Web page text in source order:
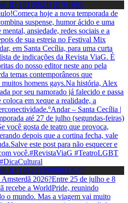
ID 18119921110761693
ID 18122199988833677